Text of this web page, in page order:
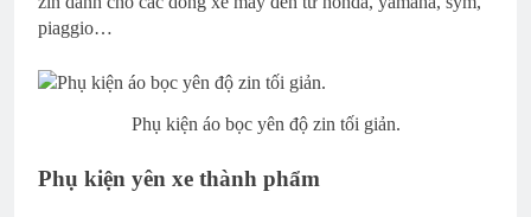
piaggio…
Phụ kiện áo bọc yên độ zin tối giản.
Phụ kiện yên xe thành phẩm